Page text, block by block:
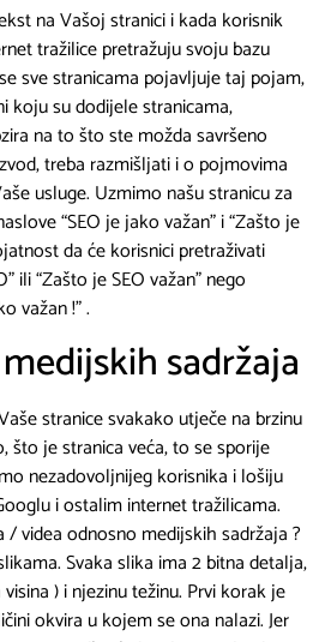
na Vašoj stranici i kada korisnik
tražilice pretražuju svoju bazu
sve stranicama pojavljuje taj pojam,
koju su dodijele stranicama,
na to što ste možda savršeno
treba razmišljati i o pojmovima
usluge. Uzmimo našu stranicu za
“SEO je jako važan” i “Zašto je
da će korisnici pretraživati
ili “Zašto je SEO važan” nego
važan !” .
sadržaja
stranice svakako utječe na brzinu
što je stranica veća, to se sporije
nezadovoljnijeg korisnika i lošiju
i ostalim internet tražilicama.
videa odnosno medijskih sadržaja ?
Svaka slika ima 2 bitna detalja,
) i njezinu težinu. Prvi korak je
okvira u kojem se ona nalazi. Jer